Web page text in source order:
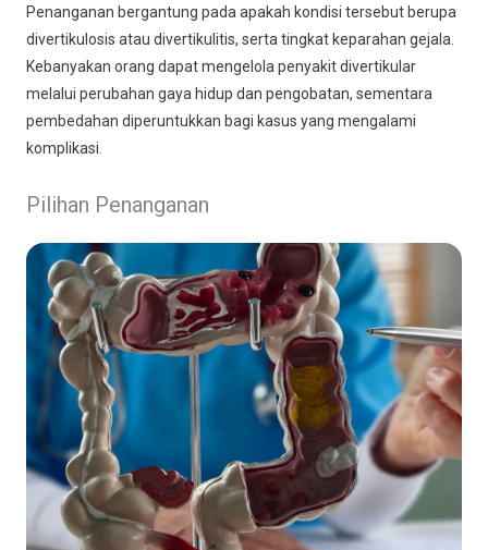
Penanganan bergantung pada apakah kondisi tersebut berupa
divertikulosis atau divertikulitis, serta tingkat keparahan gejala.
Kebanyakan orang dapat mengelola penyakit divertikular
melalui perubahan gaya hidup dan pengobatan, sementara
pembedahan diperuntukkan bagi kasus yang mengalami
komplikasi.
Pilihan Penanganan